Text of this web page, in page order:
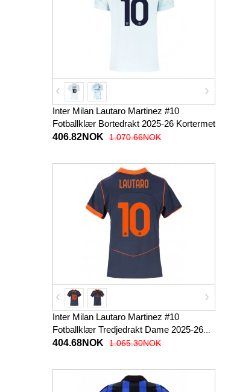
Inter Milan Lautaro Martinez #10
Fotballklær Bortedrakt 2025-26 Kortermet
406.82NOK
1.070.66NOK
Inter Milan Lautaro Martinez #10
Fotballklær Tredjedrakt Dame 2025-26
Kortermet
404.68NOK 1.065.30NOK